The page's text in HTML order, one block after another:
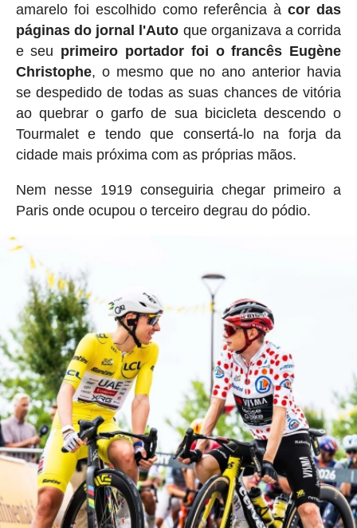
amarelo foi escolhido como referência àcor das
páginas do jornal l'Auto que organizava a corrida
e seu primeiro portador foi o francês Eugène
Christophe, o mesmo que no ano anterior havia
se despedido de todas as suas chances de vitória
ao quebrar o garfo de sua bicicleta descendo o
Tourmalet e tendo que consertá-lo na forja da
cidade mais próxima com as próprias mãos.
Nem nesse 1919 conseguiria chegar primeiro a
Paris onde ocupou o terceiro degrau do pódio.